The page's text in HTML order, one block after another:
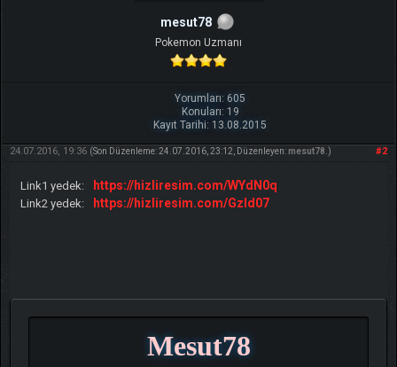
mesut78
Pokemon Uzmanı
Yorumları: 605
Konuları: 19
Kayıt Tarihi: 13.08.2015
#2
24.07.2016, 19:36 (Son Düzenleme: 24.07.2016, 23:12, Düzenleyen:mesut78 .)
Link1 yedek: https://hizliresim.com/WYdN0q
Link2 yedek: https://hizliresim.com/Gzld07
Mesut78